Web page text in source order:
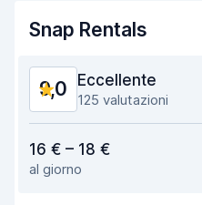
Snap Rentals
9,0 Eccellente
125 valutazioni
Facile da trovare
16 € – 18 €
al giorno